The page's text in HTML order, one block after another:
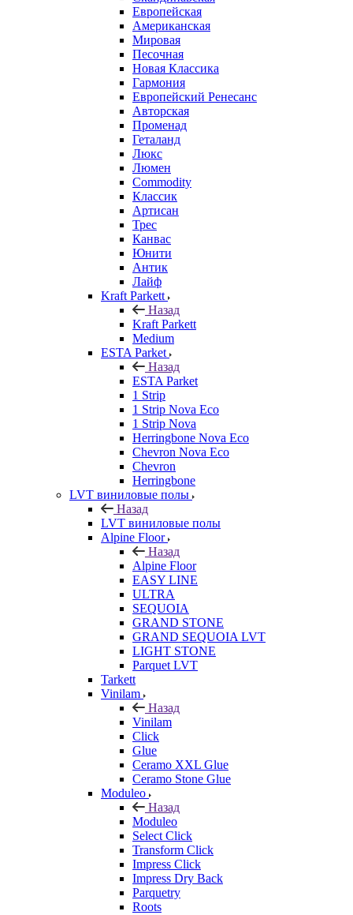
Европейская
Американская
Мировая
Песочная
Новая Классика
Гармония
Европейский Ренесанс
Авторская
Променад
Геталанд
Люкс
Люмен
Commodity
Классик
Артисан
Трес
Канвас
Юнити
Антик
Лайф
Kraft Parkett
Назад
Kraft Parkett
Medium
ESTA Parket
Назад
ESTA Parket
1 Strip
1 Strip Nova Eco
1 Strip Nova
Herringbone Nova Eco
Chevron Nova Eco
Chevron
Herringbone
LVT виниловые полы
Назад
LVT виниловые полы
Alpine Floor
Назад
Alpine Floor
EASY LINE
ULTRA
SEQUOIA
GRAND STONE
GRAND SEQUOIA LVT
LIGHT STONE
Parquet LVT
Tarkett
Vinilam
Назад
Vinilam
Click
Glue
Ceramo XXL Glue
Ceramo Stone Glue
Moduleo
Назад
Moduleo
Select Click
Transform Click
Impress Click
Impress Dry Back
Parquetry
Roots